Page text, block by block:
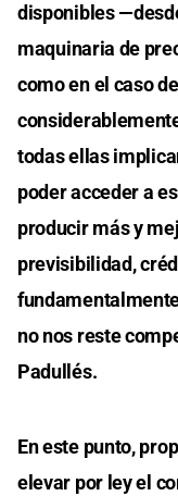
disponibles
maquinaria de
como en el caso
todas ellas
poder acceder a
producir más y
previsibilidad,
no nos reste
Padullés.
En este punto,
elevar por ley el